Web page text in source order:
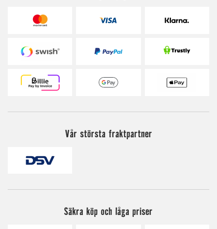
Vår största fraktpartner
Säkra köp och låga priser